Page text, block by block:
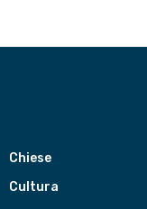
Chiese
Cultura